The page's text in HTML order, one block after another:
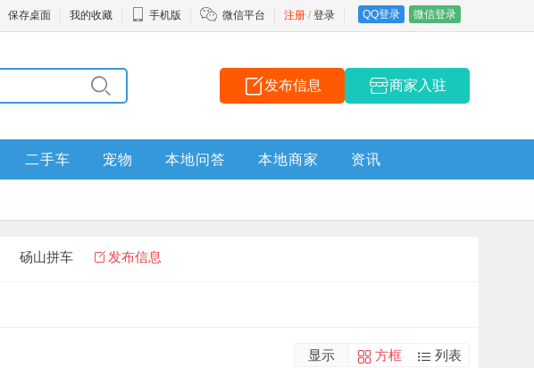
注册 / 登录 QQ登录 微信登录
保存桌面 我的收藏 手机版 微信平台
发布信息 商家入驻
二手车 宠物 本地问答 本地商家 资讯
砀山拼车 发布信息
显示 方框 列表